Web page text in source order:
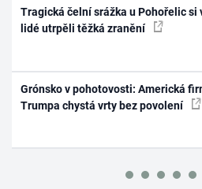
Tragická čelní srážka u Pohořelic si
lidé utrpěli těžká zranění
Grónsko v pohotovosti: Americká
Trumpa chystá vrty bez povolení